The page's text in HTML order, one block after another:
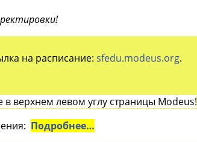
на расписание: sfedu.modeus.org.
верхнем левом углу страницы Modeus!
Подробнее…